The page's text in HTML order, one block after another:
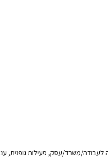
משרד/עסק, פעילות גופנית,